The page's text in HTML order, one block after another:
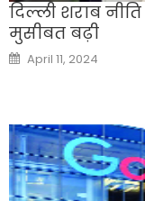
दिल्ली शराब
मुसीबत बढ़ी
Posted
on
April 11, 2024